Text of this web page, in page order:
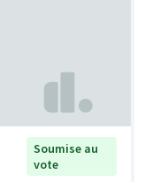
Soumise au
vote